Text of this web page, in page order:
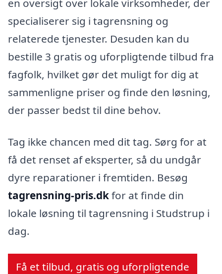
en oversigt over lokale virksomheder, der
specialiserer sig i tagrensning og
relaterede tjenester. Desuden kan du
bestille 3 gratis og uforpligtende tilbud fra
fagfolk, hvilket gør det muligt for dig at
sammenligne priser og finde den løsning,
der passer bedst til dine behov.
Tag ikke chancen med dit tag. Sørg for at
få det renset af eksperter, så du undgår
dyre reparationer i fremtiden. Besøg
tagrensning-pris.dkfor at finde din
lokale løsning til tagrensning i Studstrup i
dag.
Få et tilbud, gratis og uforpligtende